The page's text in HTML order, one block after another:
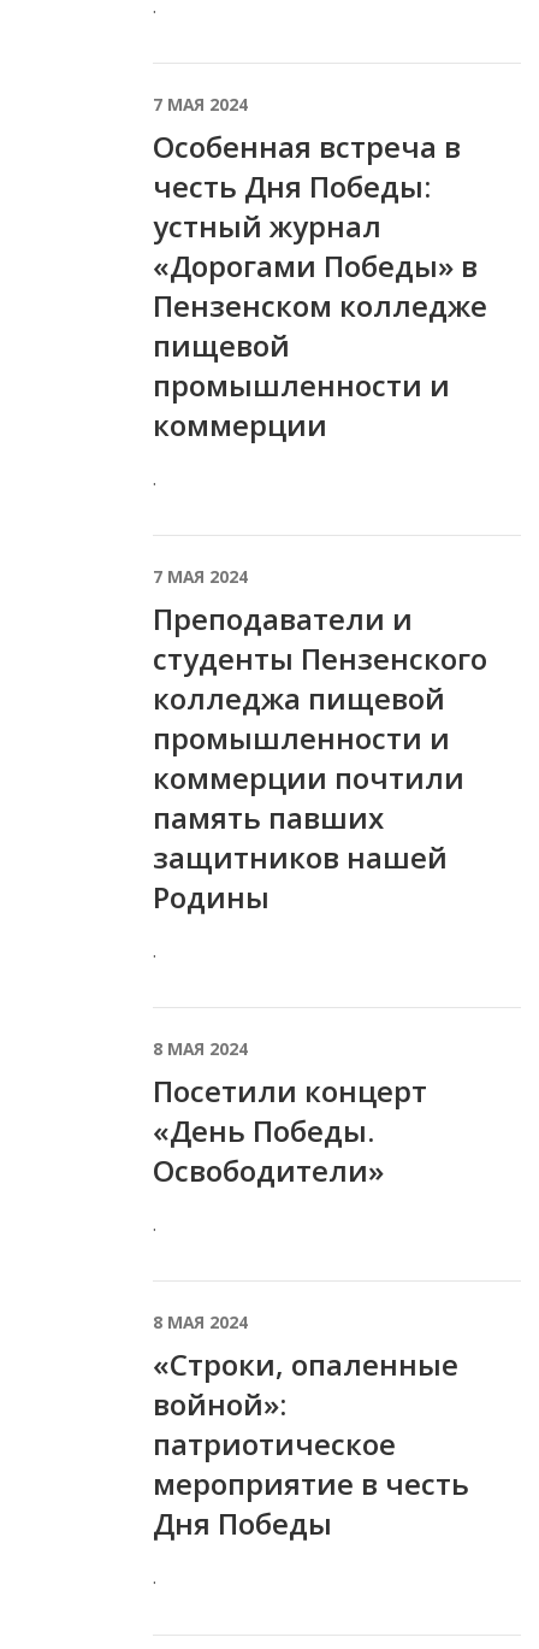
.
7 МАЯ 2024
Особенная встреча в
честь Дня Победы:
устный журнал
«Дорогами Победы» в
Пензенском колледже
пищевой
промышленности и
коммерции
.
7 МАЯ 2024
Преподаватели и
студенты Пензенского
колледжа пищевой
промышленности и
коммерции почтили
память павших
защитников нашей
Родины
.
8 МАЯ 2024
Посетили концерт
«День Победы.
Освободители»
.
8 МАЯ 2024
«Строки, опаленные
войной»:
патриотическое
мероприятие в честь
Дня Победы
.